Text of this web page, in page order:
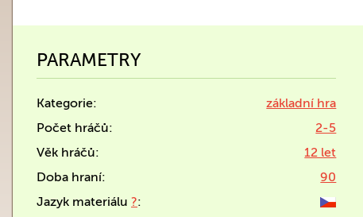
PARAMETRY
Kategorie:
základní hra
Počet hráčů:
2-5
Věk hráčů:
12 let
Doba hraní:
90
Jazyk materiálu ?: